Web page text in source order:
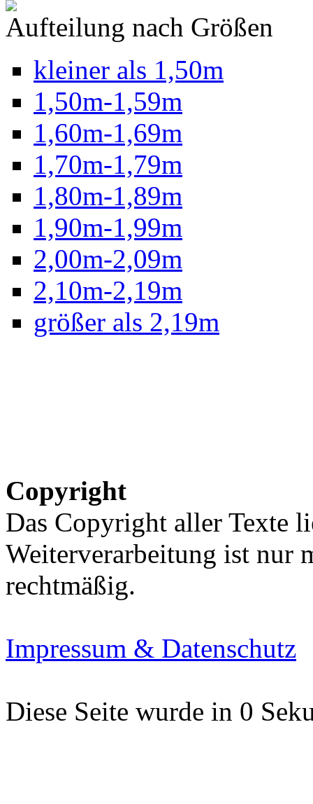
Aufteilung nach Größen
kleiner als 1,50m
1,50m-1,59m
1,60m-1,69m
1,70m-1,79m
1,80m-1,89m
1,90m-1,99m
2,00m-2,09m
2,10m-2,19m
größer als 2,19m
Copyright
Das Copyright aller Texte
Weiterverarbeitung ist nur
rechtmäßig.
Impressum & Datenschutz
Diese Seite wurde in 0